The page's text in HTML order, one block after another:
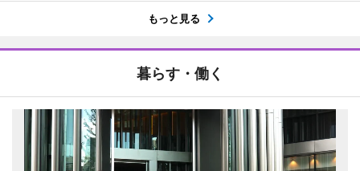
もっと見る
暮らす・働く